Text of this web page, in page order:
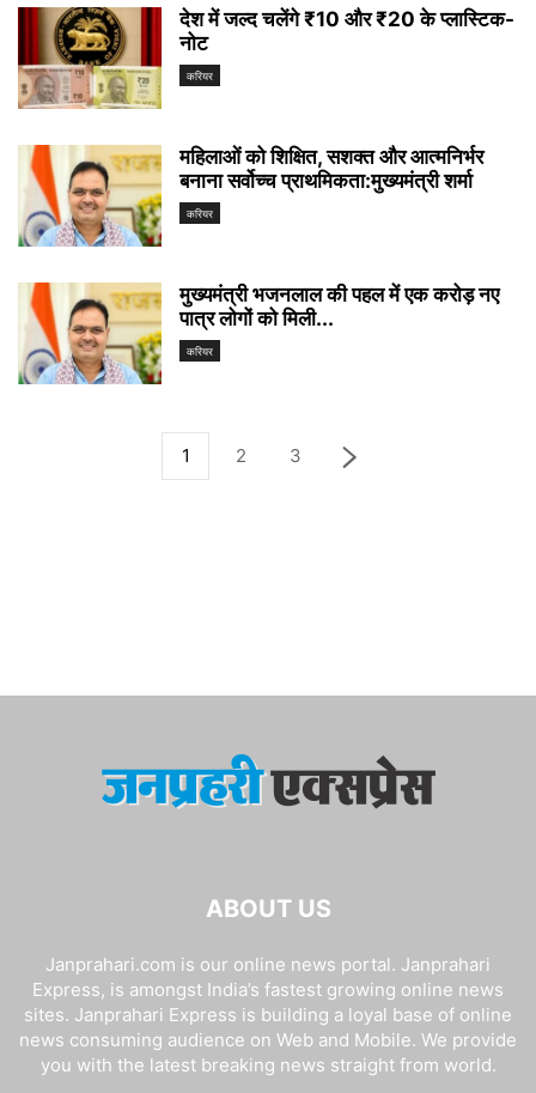
देश में जल्द चलेंगे ₹10 और ₹20 के प्लास्टिक-
नोट
करियर
महिलाओं को शिक्षित, सशक्त और आत्मनिर्भर
बनाना सर्वोच्च प्राथमिकता:मुख्यमंत्री शर्मा
करियर
मुख्यमंत्री भजनलाल की पहल में एक करोड़ नए
पात्र लोगों को मिली...
करियर
1 2 3
ABOUT US
Janprahari.com is our online news portal. Janprahari
Express, is amongst India’s fastest growing online news
sites. Janprahari Express is building a loyal base of online
news consuming audience on Web and Mobile. We provide
you with the latest breaking news straight from world.